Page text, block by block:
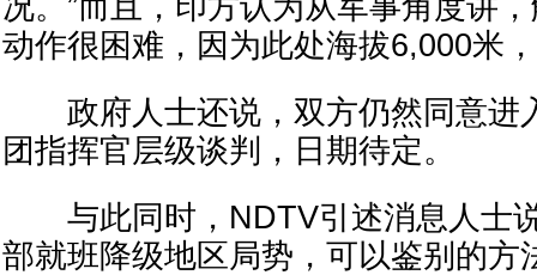
况。”而且，印方认为从军事角度讲
动作很困难，因为此处海拔6,000米
政府人士还说，双方仍然同意进
团指挥官层级谈判，日期待定。
与此同时，NDTV引述消息人士
部就班降级地区局势，可以鉴别的方